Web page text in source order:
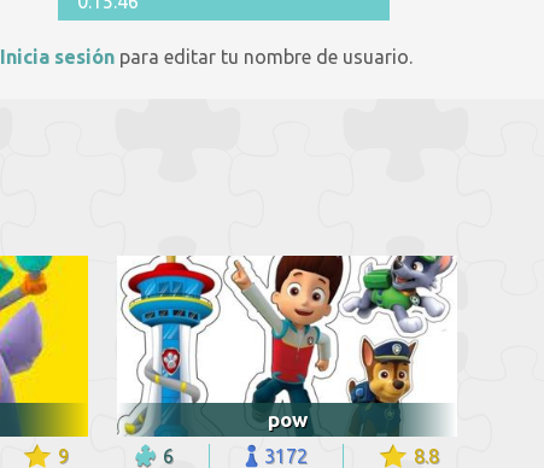
Inicia sesión para editar tu nombre de usuario.
9
pow
6 3172 8.8